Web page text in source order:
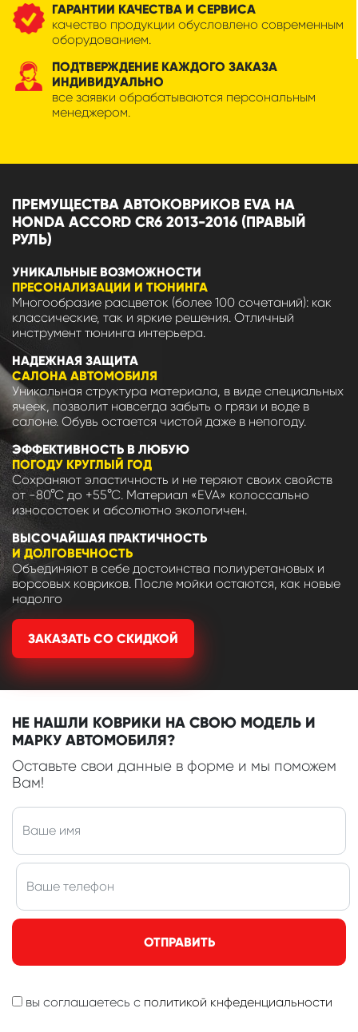
ГАРАНТИИ КАЧЕСТВА И СЕРВИСА
качество продукции обусловлено современным
оборудованием.
ПОДТВЕРЖДЕНИЕ КАЖДОГО ЗАКАЗА
ИНДИВИДУАЛЬНО
все заявки обрабатываются персональным
менеджером.
ПРЕМУЩЕСТВА АВТОКОВРИКОВ EVA НА
HONDA ACCORD CR6 2013-2016 (ПРАВЫЙ
РУЛЬ)
УНИКАЛЬНЫЕ ВОЗМОЖНОСТИ
ПРЕСОНАЛИЗАЦИИ И ТЮНИНГА
Многообразие расцветок (более 100 сочетаний): как
классические, так и яркие решения. Отличный
инструмент тюнинга интерьера.
НАДЕЖНАЯ ЗАЩИТА
САЛОНА АВТОМОБИЛЯ
Уникальная структура материала, в виде специальных
ячеек, позволит навсегда забыть о грязи и воде в
салоне. Обувь остается чистой даже в непогоду.
ЭФФЕКТИВНОСТЬ В ЛЮБУЮ
ПОГОДУ КРУГЛЫЙ ГОД
Сохраняют эластичность и не теряют своих свойств
от -80°С до +55°С. Материал «EVA» колоссально
износостоек и абсолютно экологичен.
ВЫСОЧАЙШАЯ ПРАКТИЧНОСТЬ
И ДОЛГОВЕЧНОСТЬ
Объединяют в себе достоинства полиуретановых и
ворсовых ковриков. После мойки остаются, как новые
надолго
ЗАКАЗАТЬ СО СКИДКОЙ
НЕ НАШЛИ КОВРИКИ НА СВОЮ МОДЕЛЬ И
МАРКУ АВТОМОБИЛЯ?
Оставьте свои данные в форме и мы поможем
Вам!
ОТПРАВИТЬ
вы соглашаетесь с политикой кнфеденциальности